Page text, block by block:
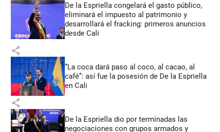
De la Espriella congelará el gasto público,
eliminará el impuesto al patrimonio y
desarrollará el fracking: primeros anuncios
desde Cali
share
“La coca dará paso al coco, al cacao, al
café”: así fue la posesión de De la Espriella
en Cali
share
De la Espriella dio por terminadas las
negociaciones con grupos armados y